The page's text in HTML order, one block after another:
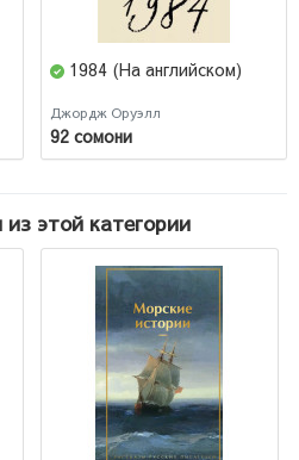
1984 (На английском)
Джордж Оруэлл
92 сомони
этой категории